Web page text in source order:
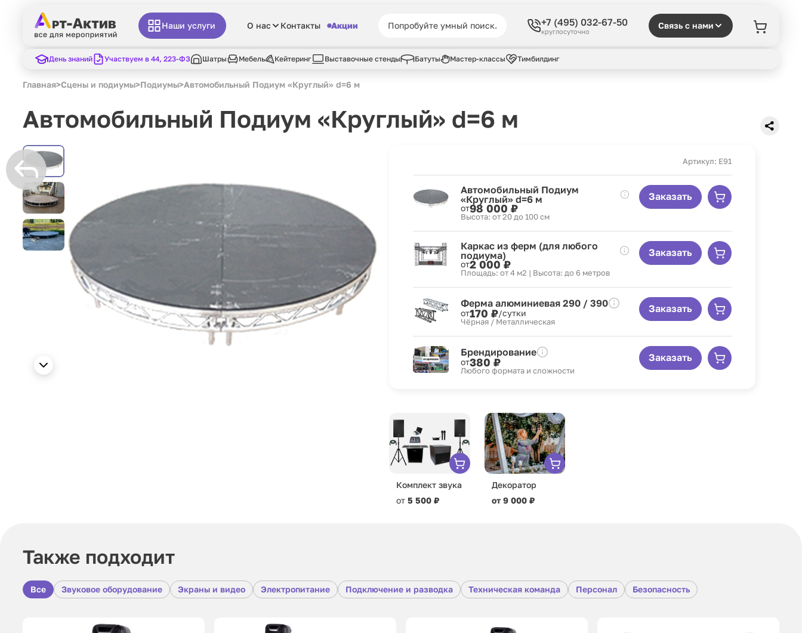
Наши услуги О нас Контакты Акции +7 (495) 032-67-50
круглосуточно
Связь с нами
День знаний Участвуем в 44, 223-ФЗ Шатры Мебель Кейтеринг Выставочные стенды Батуты Мастер-классы Тимбилдинг
Главная>Сцены и подиумы>Подиумы>Автомобильный Подиум «Круглый» d=6 м
Автомобильный Подиум «Круглый» d=6 м
Артикул: E91
Автомобильный Подиум
«Круглый» d=6 м
от98 000 ₽
Высота: от 20 до 100 см
Заказать
Каркас из ферм (для любого
подиума)
от2 000 ₽
Площадь: от 4 м2 | Высота: до 6 метров
Заказать
Ферма алюминиевая 290 / 390
от170 ₽/сутки
Чёрная / Металлическая
Заказать
Брендирование
от380 ₽
Любого формата и сложности
Заказать
Комплект звука
от 5 500 ₽
Декоратор
от 9 000 ₽
Также подходит
Все Звуковое оборудование Экраны и видео Электропитание Подключение и разводка Техническая команда Персонал Безопасность